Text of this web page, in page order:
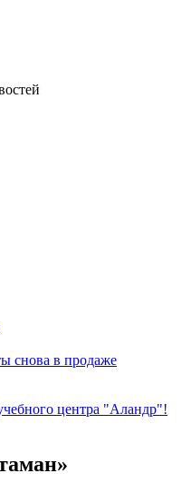
снова в продаже
центра "Аландр"!